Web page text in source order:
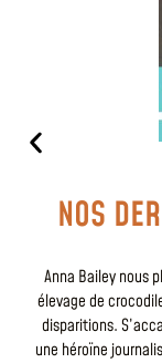
NOS
Anna Bailey nous
élevage de
disparitions.
une héroïne